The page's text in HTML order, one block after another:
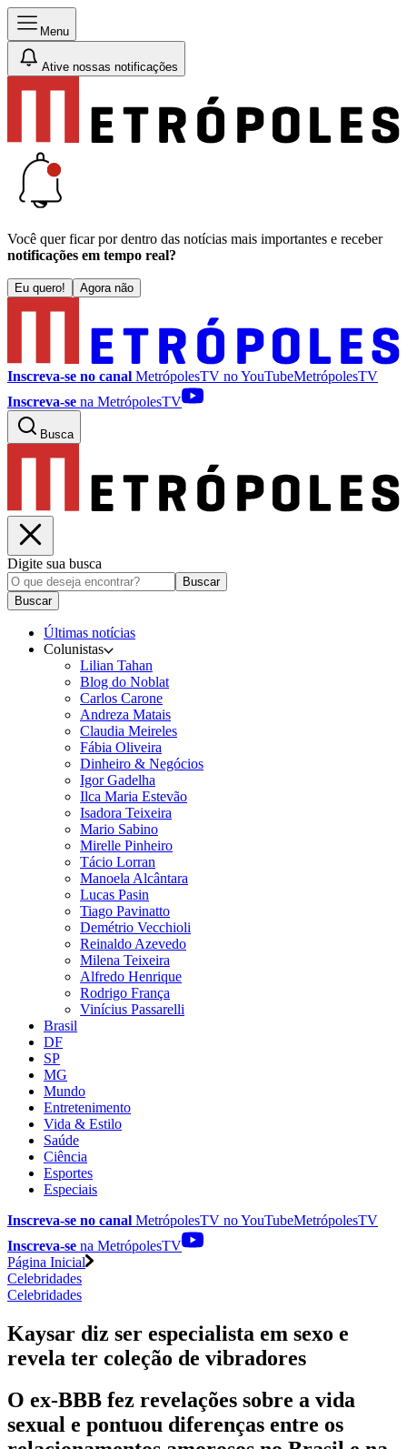
Menu
Ative nossas notificações
Você quer ficar por dentro das notícias mais importantes e receber
notificações em tempo real?
Eu quero! Agora não
Inscreva-se no canal MetrópolesTV noYouTubeMetrópolesTV
Inscreva-se na MetrópolesTV
Busca
Digite sua busca
Buscar
Buscar
Últimas notícias
Colunistas
Lilian Tahan
Blog do Noblat
Carlos Carone
Andreza Matais
Claudia Meireles
Fábia Oliveira
Dinheiro & Negócios
Igor Gadelha
Ilca Maria Estevão
Isadora Teixeira
Mario Sabino
Mirelle Pinheiro
Tácio Lorran
Manoela Alcântara
Lucas Pasin
Tiago Pavinatto
Demétrio Vecchioli
Reinaldo Azevedo
Milena Teixeira
Alfredo Henrique
Rodrigo França
Vinícius Passarelli
Brasil
DF
SP
MG
Mundo
Entretenimento
Vida & Estilo
Saúde
Ciência
Esportes
Especiais
Inscreva-se no canal MetrópolesTV noYouTubeMetrópolesTV
Inscreva-se na MetrópolesTV
Página Inicial
Celebridades
Celebridades
Kaysar diz ser especialista em sexo e
revela ter coleção de vibradores
O ex-BBB fez revelações sobre a vida
sexual e pontuou diferenças entre os